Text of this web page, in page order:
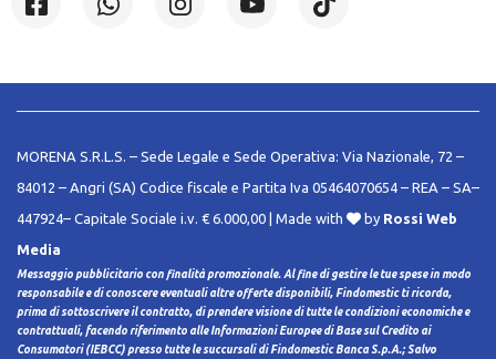
MORENA S.R.L.S. – Sede Legale e Sede Operativa: Via Nazionale, 72 –
84012 – Angri (SA) Codice fiscale e Partita Iva 05464070654 – REA – SA–
447924– Capitale Sociale i.v. € 6.000,00 | Made with
by Rossi Web
Media
Messaggio pubblicitario con finalità promozionale. Al fine di gestire le tue spese in modo
responsabile e di conoscere eventuali altre offerte disponibili, Findomestic ti ricorda,
prima di sottoscrivere il contratto, di prendere visione di tutte le condizioni economiche e
contrattuali, facendo riferimento alle Informazioni Europee di Base sul Credito ai
Consumatori (IEBCC) presso tutte le succursali di Findomestic Banca S.p.A.; Salvo